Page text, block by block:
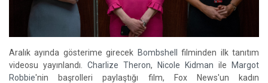
Aralık ayında gösterime girecek Bombshell
filminden ilk tanıtım
videosu yayınlandı. Charlize Theron, Nicole Kidman ile
Margot
Robbie'nin başrolleri paylaştığı film, Fox News'un kadın